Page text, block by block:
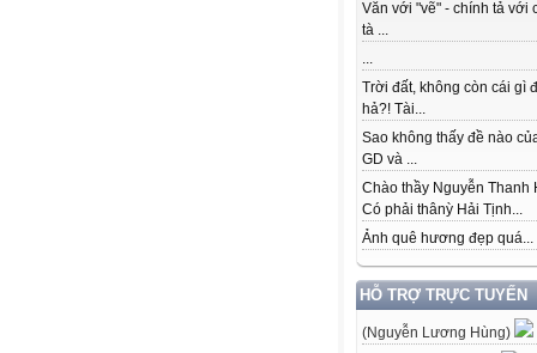
Văn với "vẽ" - chính tả với
tà ...
...
Trời đất, không còn cái gì
hả?! Tài...
Sao không thấy đề nào
GD và ...
Chào thầy Nguyễn Thanh
Có phải thânỳ Hải Tịnh...
Ảnh quê hương đẹp quá...
HỖ TRỢ TRỰC TUYẾN
(Nguyễn Lương Hùng)